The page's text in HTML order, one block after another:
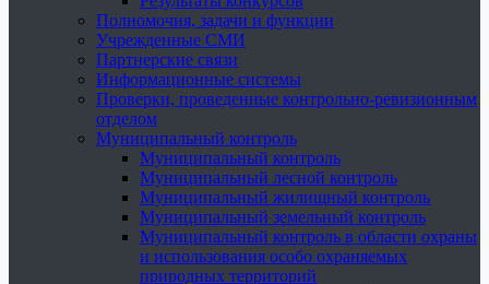
Полномочия, задачи и функции
Учрежденные СМИ
Партнерские связи
Информационные системы
Проверки, проведенные контрольно-ревизионным
отделом
Муниципальный контроль
Муниципальный контроль
Муниципальный лесной контроль
Муниципальный жилищный контроль
Муниципальный земельный контроль
Муниципальный контроль в области охраны
и использования особо охраняемых
природных территорий